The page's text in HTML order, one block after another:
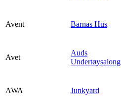
Avent Barnas Hus
Avet
Auds
Undertøysalong
AWA Junkyard